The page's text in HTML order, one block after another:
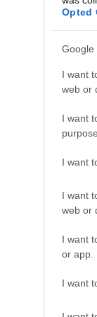
Opted
Google
I want
web or
I want
I want
I want
web or
I want
or app.
I want
koronavírus